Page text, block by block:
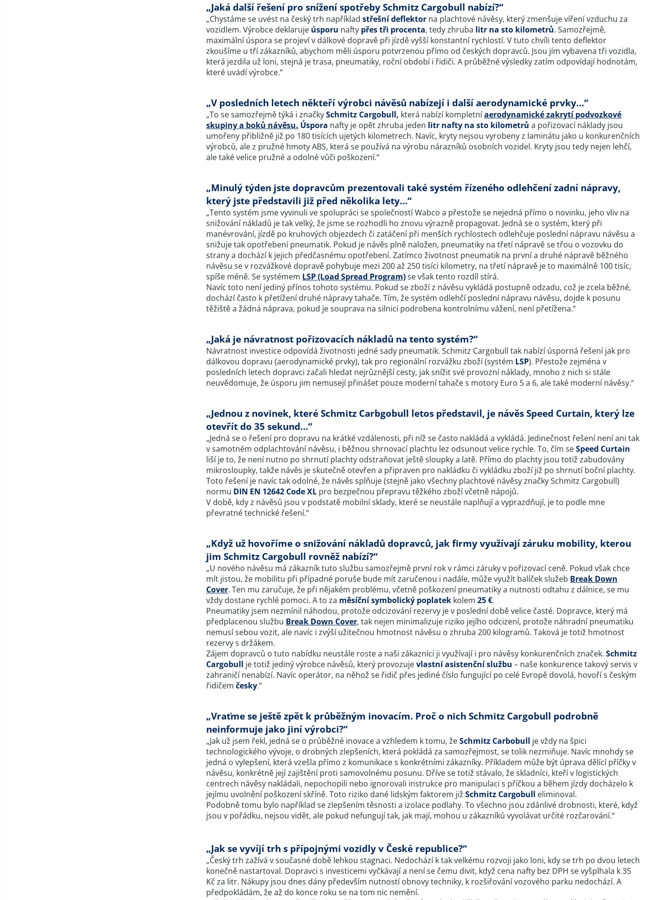
„Jaká další řešení pro snížení spotřeby Schmitz Cargobull nabízí?“
„Chystáme se uvést na český trh například střešní deflektor na plachtové návěsy, který zmenšuje víření vzduchu za
vozidlem. Výrobce deklaruje úsporu nafty přes tři procenta, tedy zhruba litr na sto kilometrů. Samozřejmě,
maximální úspora se projeví v dálkové dopravě při jízdě vyšší konstantní rychlostí. V tuto chvíli tento deflektor
zkoušíme u tří zákazníků, abychom měli úsporu potvrzenou přímo od českých dopravců. Jsou jím vybavena tři vozidla,
která jezdila už loni, stejná je trasa, pneumatiky, roční období i řidiči. A průběžné výsledky zatím odpovídají hodnotám,
které uvádí výrobce.“
„V posledních letech někteří výrobci návěsů nabízejí i další aerodynamické prvky…“
„To se samozřejmě týká i značkySchmitz Cargobull, která nabízí kompletníaerodynamické zakrytí podvozkové
skupiny a boků návěsu. Úspora nafty je opět zhruba jeden litr nafty na sto kilometrů a pořizovací náklady jsou
umořeny přibližně již po 180 tisících ujetých kilometrech. Navíc, kryty nejsou vyrobeny z laminátu jako u konkurenčních
výrobců, ale z pružné hmoty ABS, která se používá na výrobu nárazníků osobních vozidel. Kryty jsou tedy nejen lehčí,
ale také velice pružné a odolné vůči poškození.“
„Minulý týden jste dopravcům prezentovali také systém řízeného odlehčení zadní nápravy,
který jste představili již před několika lety…“
„Tento systém jsme vyvinuli ve spolupráci se společností Wabco a přestože se nejedná přímo o novinku, jeho vliv na
snižování nákladů je tak velký, že jsme se rozhodli ho znovu výrazně propagovat. Jedná se o systém, který při
manévrování, jízdě po kruhových objezdech či zatáčení při menších rychlostech odlehčuje poslední nápravu návěsu a
snižuje tak opotřebení pneumatik. Pokud je návěs plně naložen, pneumatiky na třetí nápravě se třou o vozovku do
strany a dochází k jejich předčasnému opotřebení. Zatímco životnost pneumatik na první a druhé nápravě běžného
návěsu se v rozvážkové dopravě pohybuje mezi 200 až 250 tisíci kilometry, na třetí nápravě je to maximálně 100 tisíc,
spíše méně. Se systémem LSP (Load Spread Program)se však tento rozdíl stírá.
Navíc toto není jediný přínos tohoto systému. Pokud se zboží z návěsu vykládá postupně odzadu, což je zcela běžné,
dochází často k přetížení druhé nápravy tahače. Tím, že systém odlehčí poslední nápravu návěsu, dojde k posunu
těžiště a žádná náprava, pokud je souprava na silnici podrobena kontrolnímu vážení, není přetížena.“
„Jaká je návratnost pořizovacích nákladů na tento systém?“
Návratnost investice odpovídá životnosti jedné sady pneumatik. Schmitz Cargobull tak nabízí úsporná řešení jak pro
dálkovou dopravu (aerodynamické prvky), tak pro regionální rozvážku zboží (systém LSP). Přestože zejména v
posledních letech dopravci začali hledat nejrůznější cesty, jak snížit své provozní náklady, mnoho z nich si stále
neuvědomuje, že úsporu jim nemusejí přinášet pouze moderní tahače s motory Euro 5 a 6, ale také moderní návěsy.“
„Jednou z novinek, které Schmitz Carbgobull letos představil, je návěs Speed Curtain, který lze
otevřít do 35 sekund…“
„Jedná se o řešení pro dopravu na krátké vzdálenosti, při níž se často nakládá a vykládá. Jedinečnost řešení není ani tak
v samotném odplachtování návěsu, i běžnou shrnovací plachtu lez odsunout velice rychle. To, čím seSpeed Curtain
liší je to, že není nutno po shrnutí plachty odstraňovat ještě sloupky a latě. Přímo do plachty jsou totiž zabudovány
mikrosloupky, takže návěs je skutečně otevřen a připraven pro nakládku či vykládku zboží již po shrnutí boční plachty.
Toto řešení je navíc tak odolné, že návěs splňuje (stejně jako všechny plachtové návěsy značky Schmitz Cargobull)
normu DIN EN 12642 Code XL pro bezpečnou přepravu těžkého zboží včetně nápojů.
V době, kdy z návěsů jsou v podstatě mobilní sklady, které se neustále naplňují a vyprazdňují, je to podle mne
převratné technické řešení.“
„Když už hovoříme o snižování nákladů dopravců, jak firmy využívají záruku mobility, kterou
jim Schmitz Cargobull rovněž nabízí?“
„U nového návěsu má zákazník tuto službu samozřejmě první rok v rámci záruky v pořizovací ceně. Pokud však chce
mít jistou, že mobilitu při případné poruše bude mít zaručenou i nadále, může využít balíček služeb Break Down
Cover. Ten mu zaručuje, že při nějakém problému, včetně poškození pneumatiky a nutnosti odtahu z dálnice, se mu
vždy dostane rychlé pomoci. A to za měsíční symbolický poplatek kolem 25 €.
Pneumatiky jsem nezmínil náhodou, protože odcizování rezervy je v poslední době velice časté. Dopravce, který má
předplacenou službu Break Down Cover, tak nejen minimalizuje riziko jejího odcizení, protože náhradní pneumatiku
nemusí sebou vozit, ale navíc i zvýší užitečnou hmotnost návěsu o zhruba 200 kilogramů. Taková je totiž hmotnost
rezervy s držákem.
Zájem dopravců o tuto nabídku neustále roste a naši zákazníci ji využívají i pro návěsy konkurenčních značek. Schmitz
Cargobull je totiž jediný výrobce návěsů, který provozujevlastní asistenční službu – naše konkurence takový servis v
zahraničí nenabízí. Navíc operátor, na něhož se řidič přes jediné číslo fungující po celé Evropě dovolá, hovoří s českým
řidičem česky.“
„Vraťme se ještě zpět k průběžným inovacím. Proč o nich Schmitz Cargobull podrobně
neinformuje jako jiní výrobci?“
„Jak už jsem řekl, jedná se o průběžné inovace a vzhledem k tomu, žeSchmitz Carbobull je vždy na špici
technologického vývoje, o drobných zlepšeních, která pokládá za samozřejmost, se tolik nezmiňuje. Navíc mnohdy se
jedná o vylepšení, která vzešla přímo z komunikace s konkrétními zákazníky. Příkladem může být úprava dělící příčky v
návěsu, konkrétně její zajištění proti samovolnému posunu. Dříve se totiž stávalo, že skladníci, kteří v logistických
centrech návěsy nakládali, nepochopili nebo ignorovali instrukce pro manipulaci s příčkou a během jízdy docházelo k
jejímu uvolnění poškození skříně. Toto riziko dané lidským faktorem již Schmitz Cargobull eliminoval.
Podobně tomu bylo například se zlepšením těsnosti a izolace podlahy. To všechno jsou zdánlivé drobnosti, které, když
jsou v pořádku, nejsou vidět, ale pokud nefungují tak, jak mají, mohou u zákazníků vyvolávat určité rozčarování.“
„Jak se vyvíjí trh s přípojnými vozidly v České republice?“
„Český trh zažívá v současné době lehkou stagnaci. Nedochází k tak velkému rozvoji jako loni, kdy se trh po dvou letech
konečně nastartoval. Dopravci s investicemi vyčkávají a není se čemu divit, když cena nafty bez DPH se vyšplhala k 35
Kč za litr. Nákupy jsou dnes dány především nutností obnovy techniky, k rozšiřování vozového parku nedochází. A
předpokládám, že až do konce roku se na tom nic nemění.